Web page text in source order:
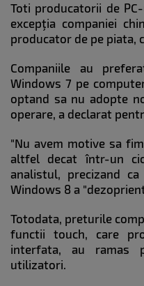
Toti producatorii de
excepţia companiei
producator de pe piata,
Companiile au
Windows 7 pe
optand sa nu adopte
operare, a declarat
"Nu avem motive sa
altfel decat într-un
analistul, precizand
Windows 8 a
Totodata, preturile
functii touch, care
interfata, au ramas
utilizatori.